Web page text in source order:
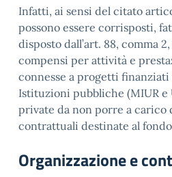
Infatti, ai sensi del citato
possono essere corrisposti,
disposto dall’art. 88, comma
compensi per attività e
connesse a progetti finanziati
Istituzioni pubbliche (MIUR
private da non porre a carico
contrattuali destinate al
Organizzazione e